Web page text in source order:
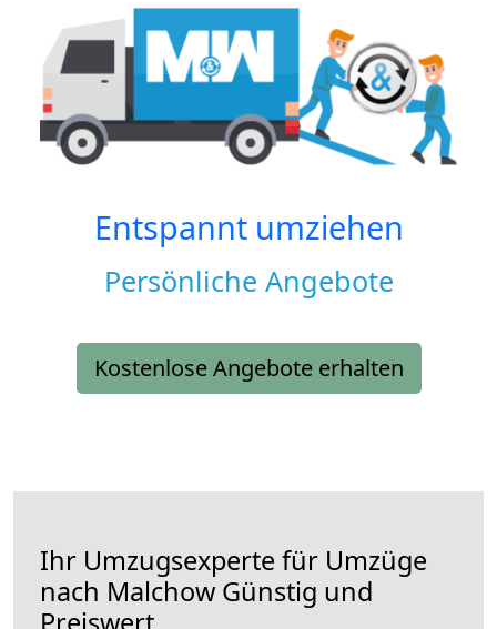
Entspannt umziehen
Persönliche Angebote
Kostenlose Angebote erhalten
Ihr Umzugsexperte für Umzüge
nach Malchow Günstig und